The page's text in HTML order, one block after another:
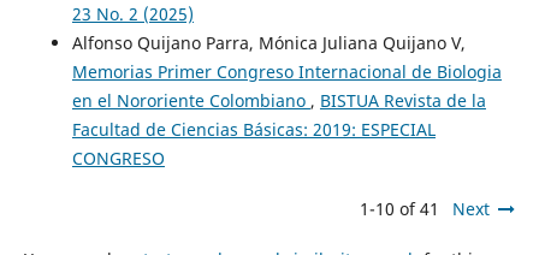
23 No. 2 (2025)
Alfonso Quijano Parra, Mónica Juliana Quijano V,
Memorias Primer Congreso Internacional de Biologia
en el Nororiente Colombiano , BISTUA Revista de la
Facultad de Ciencias Básicas: 2019: ESPECIAL
CONGRESO
1-10 of 41 Next